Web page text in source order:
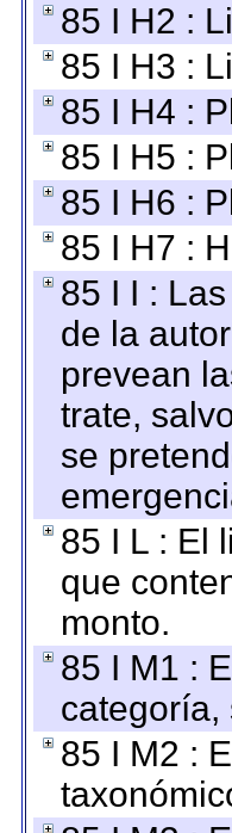
85 I H2 :
85 I H3 :
85 I H4 :
85 I H5 :
85 I H6 :
85 I H7 :
85 I I :
de la
prevean
trate,
se
85 I L : El
que
monto.
85 I M1 :
categoría,
85 I M2 :